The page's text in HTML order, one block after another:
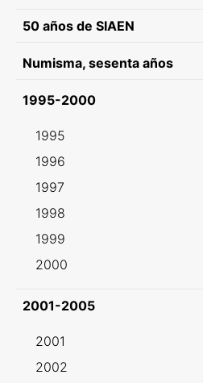
50 años de SIAEN
Numisma, sesenta años
1995-2000
1995
1996
1997
1998
1999
2000
2001-2005
2001
2002